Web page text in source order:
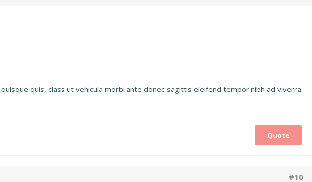
quis, class ut vehicula morbi ante donec sagittis eleifend tempor nibh ad viverra
Quote
#10